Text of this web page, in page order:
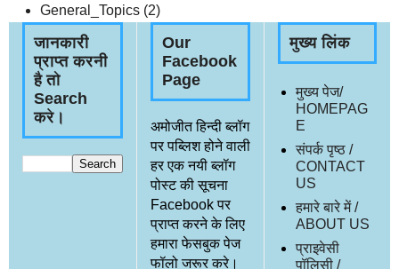
General_Topics (2)
जानकारी
प्राप्त करनी
है तो
Search
करे।
Our
Facebook
Page
अमोजीत हिन्दी ब्लॉग
पर पब्लिश होने वाली
हर एक नयी ब्लॉग
पोस्ट की सूचना
Facebook पर
प्राप्त करने के लिए
हमारा फेसबुक पेज
फॉलो जरूर करे।
मुख्य लिंक
मुख्य पेज/
HOMEPAG
E
संपर्क पृष्ठ /
CONTACT
US
हमारे बारे में /
ABOUT US
प्राइवेसी
पॉलिसी /